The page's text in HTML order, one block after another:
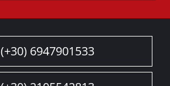
(+30) 6947901533